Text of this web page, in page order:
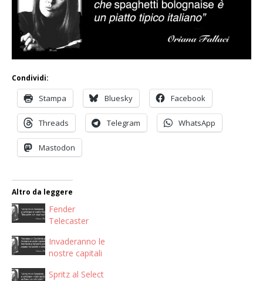
Condividi:
Stampa Bluesky Facebook
Threads Telegram WhatsApp
Mastodon
Altro da leggere
Fender
Telecaster
Invaderanno le
nostre capitali
Spritz al Select